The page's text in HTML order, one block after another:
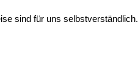
sind für uns selbstverständlich.